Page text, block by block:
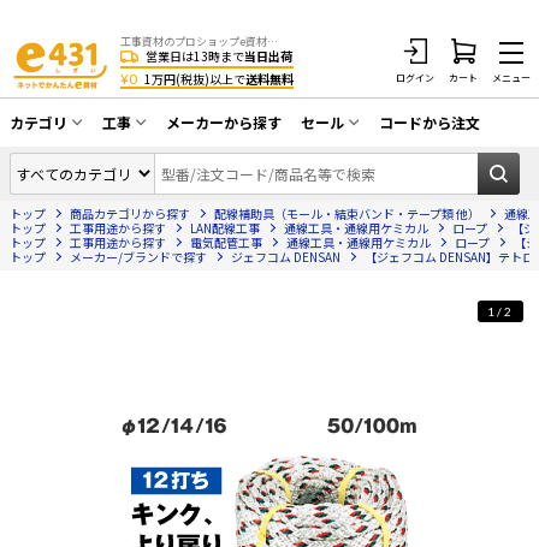
工事資材のプロショップe資材 CATV・アンテナ・防犯・光・LAN・電気・空調工事など
営業日は13時まで当日出荷
¥0 1万円(税抜)以上で送料無料 ログイン カート メニュー
カテゴリ
同軸ケーブル／テレビ用接栓／関連工具
アンテナ・取付金具・ブースター／CATV
部材類
配線補助具（モール・結束バンド・テー
LANケーブル・コネクタ・関連資材/機器
ネットワーク機器
工事
CATV・アンテナ工事
光工事・FTTH工事
エアコン・換気扇工事
電気配管工事
EV充電設備工事
照明設置工事
メーカーから探す セール
在庫一掃セール
コードから注文
トップ 商品カテゴリから探す 配線補助具（モール・結束バンド・テープ類 他）
通線
トップ
工事用途から探す LAN配線工事 通線工具・通線用ケミカル ロープ
【
トップ
工事用途から探す 電気配管工事 通線工具・通線用ケミカル ロープ
【
トップ
メーカー/ブランドで探す ジェフコム DENSAN 【ジェフコム DENSAN】テト
1/2